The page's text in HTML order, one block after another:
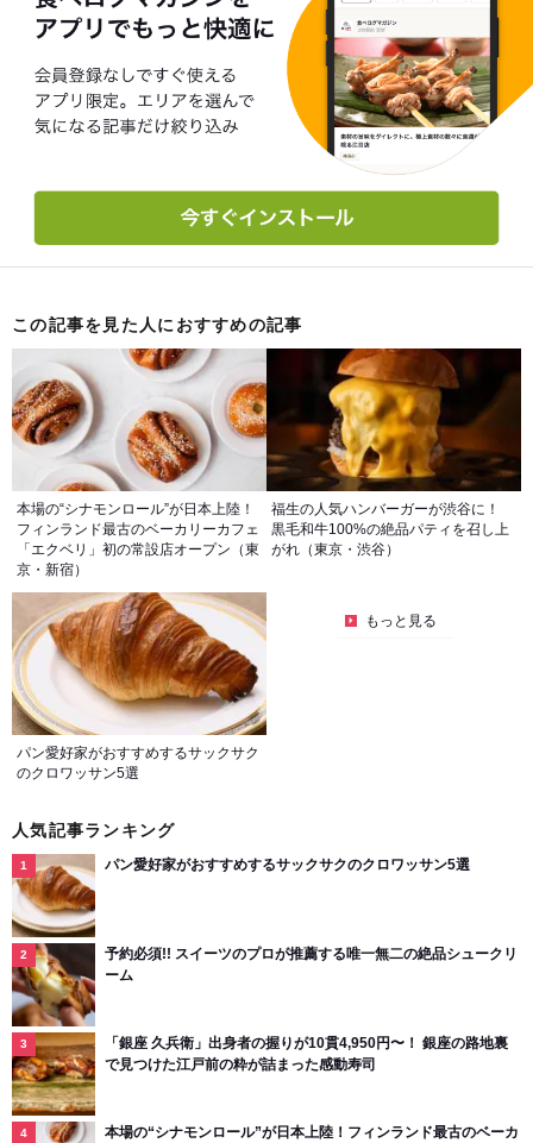
この記事を見た人におすすめの記事
本場の“シナモンロール”が日本上陸！
フィンランド最古のベーカリーカフェ
「エクベリ」初の常設店オープン（東
京・新宿）
福生の人気ハンバーガーが渋谷に！
黒毛和牛100%の絶品パティを召し上
がれ（東京・渋谷）
パン愛好家がおすすめするサックサク
のクロワッサン5選
もっと見る
人気記事ランキング
パン愛好家がおすすめするサックサクのクロワッサン5選
予約必須!! スイーツのプロが推薦する唯一無二の絶品シュークリ
ーム
「銀座 久兵衛」出身者の握りが10貫4,950円〜！ 銀座の路地裏
で見つけた江戸前の粋が詰まった感動寿司
本場の“シナモンロール”が日本上陸！フィンランド最古のベーカ